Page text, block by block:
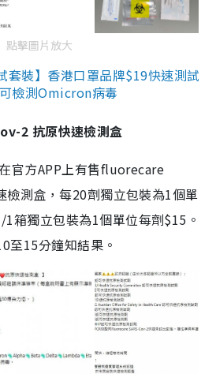
點擊圖片放大
套裝】香港口罩品牌$19快速測試
檢測Omicron病毒
2 抗原快速檢測盒
官方APP上有售fluorecare
檢測盒，每20劑獨立包裝為1個單
箱獨立包裝為1個單位每劑$15。
至15分鐘知結果。